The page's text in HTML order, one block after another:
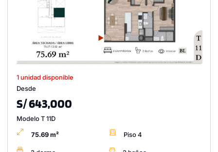
1 unidad disponible
Desde
S/ 643,000
Modelo T 11D
75.69 m² Piso 4